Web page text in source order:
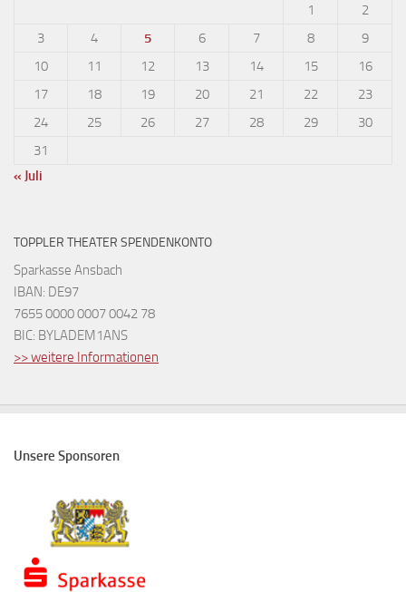
1
2
3
4 5 6 7 8
9
10
11 12 13 14 15
16
17
18 19 20 21 22
23
24
25 26 27 28 29
30
31
« Juli
TOPPLER THEATER SPENDENKONTO
Sparkasse Ansbach
IBAN: DE97
7655 0000 0007 0042 78
BIC: BYLADEM1ANS
>> weitere Informationen
Unsere Sponsoren